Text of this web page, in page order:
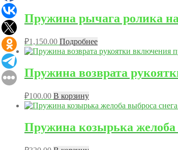
Пружина рычага ролика
₽1,150.00 Подробнее
Пружина возврата
₽100.00 В корзину
Пружина козырька желоба